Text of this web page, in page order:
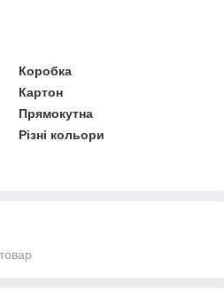
Коробка
Картон
Прямокутна
Різні кольори